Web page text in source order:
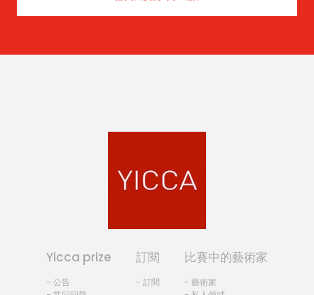
Yicca prize
- 公告
訂閱
- 訂閱
比賽中的藝術家
- 藝術家